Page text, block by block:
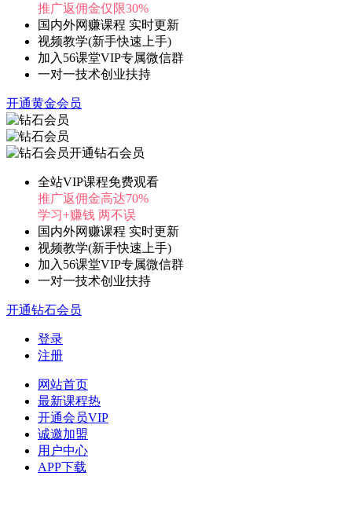
推广返佣金仅限30%
国内外网赚课程 实时更新
视频教学(新手快速上手)
加入56课堂VIP专属微信群
一对一技术创业扶持
开通黄金会员
开通钻石会员
全站VIP课程免费观看
推广返佣金高达70%
学习+赚钱 两不误
国内外网赚课程 实时更新
视频教学(新手快速上手)
加入56课堂VIP专属微信群
一对一技术创业扶持
开通钻石会员
登录
注册
网站首页
最新课程热
开通会员VIP
诚邀加盟
用户中心
APP下载